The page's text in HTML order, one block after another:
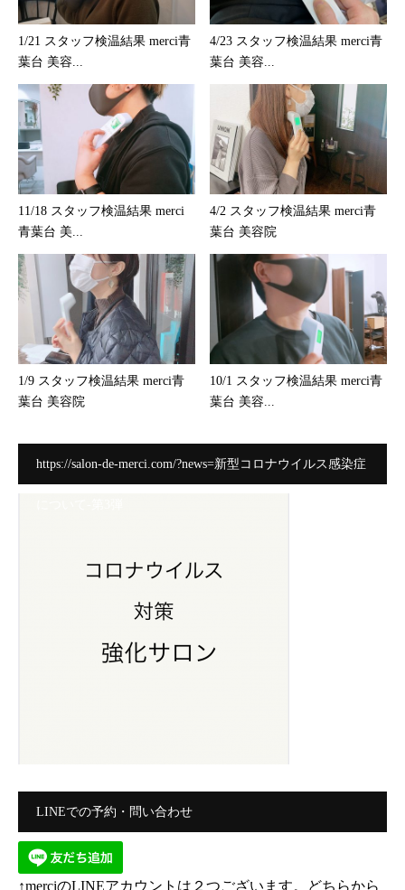
1/21 スタッフ検温結果 merci青
葉台 美容...
4/23 スタッフ検温結果 merci青
葉台 美容...
11/18 スタッフ検温結果 merci
青葉台 美...
4/2 スタッフ検温結果 merci青
葉台 美容院
1/9 スタッフ検温結果 merci青
葉台 美容院
10/1 スタッフ検温結果 merci青
葉台 美容...
https://salon-de-merci.com/?news=新型コロナウイルス感染症
LINEでの予約・問い合わせ
↑merciのLINEアカウントは２つございます。どちらから